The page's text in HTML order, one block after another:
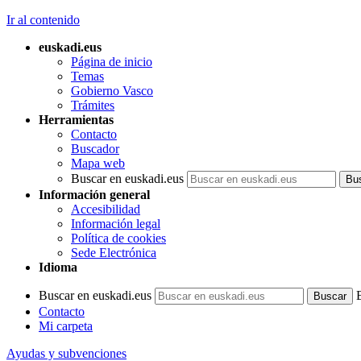
Ir al contenido
euskadi.eus
Página de inicio
Temas
Gobierno Vasco
Trámites
Herramientas
Contacto
Buscador
Mapa web
Buscar en euskadi.eus
Información general
Accesibilidad
Información legal
Política de cookies
Sede Electrónica
Idioma
Buscar en euskadi.eus
Contacto
Mi carpeta
Ayudas y subvenciones